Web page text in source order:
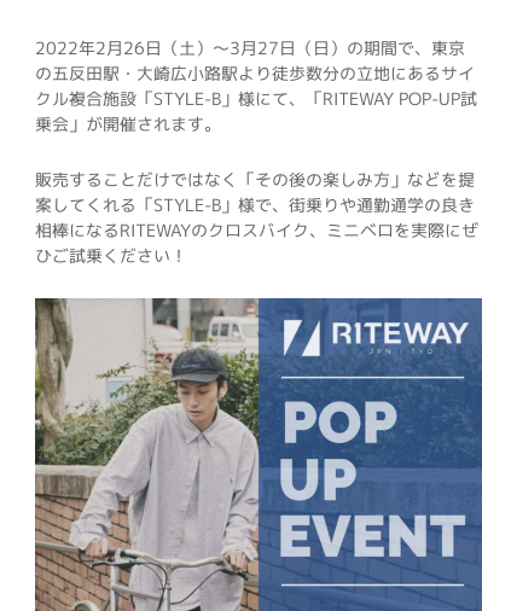
2022年2月26日（土）～3月27日（日）の期間で、東京
の五反田駅・大崎広小路駅より徒歩数分の立地にあるサイ
クル複合施設「STYLE-B」様にて、「RITEWAY POP-UP試
乗会」が開催されます。
販売することだけではなく「その後の楽しみ方」などを提
案してくれる「STYLE-B」様で、街乗りや通勤通学の良き
相棒になるRITEWAYのクロスバイク、ミニベロを実際にぜ
ひご試乗ください！